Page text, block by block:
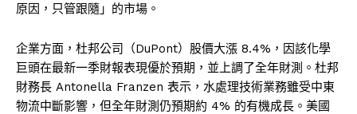
原因，只管跟隨」的市場。
企業方面，杜邦公司（DuPont）股價大漲 8.4%，因該化學
巨頭在最新一季財報表現優於預期，並上調了全年財測。杜邦
財務長 Antonella Franzen 表示，水處理技術業務雖受中東
物流中斷影響，但全年財測仍預期約 4% 的有機成長。美國